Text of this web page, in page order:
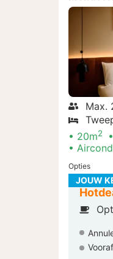
Max.
20m2
Opties
JOUW